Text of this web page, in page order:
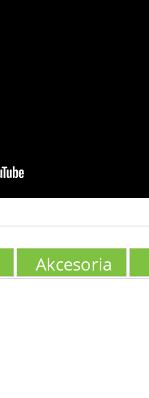
Akcesoria